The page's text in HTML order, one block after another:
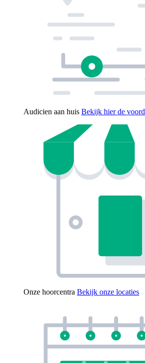
Audicien aan huis Bekijk hier de
Onze hoorcentra Bekijk onze locaties